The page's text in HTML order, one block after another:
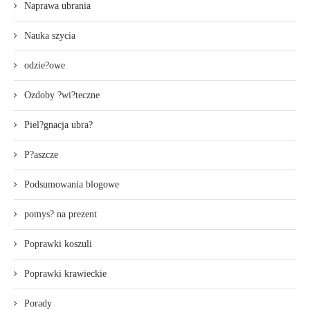
Naprawa ubrania
Nauka szycia
odzie?owe
Ozdoby ?wi?teczne
Piel?gnacja ubra?
P?aszcze
Podsumowania blogowe
pomys? na prezent
Poprawki koszuli
Poprawki krawieckie
Porady